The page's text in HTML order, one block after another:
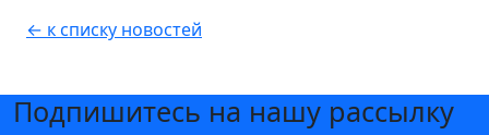
← к списку новостей
Подпишитесь на нашу рассылку